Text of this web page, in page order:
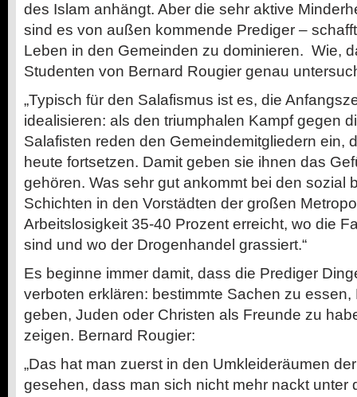
des Islam anhängt. Aber die sehr aktive
sind es von außen kommende Prediger –
Leben in den Gemeinden zu dominieren. Wie,
Studenten von Bernard Rougier genau
„Typisch für den Salafismus ist es, die
idealisieren: als den triumphalen Kampf gegen
Salafisten reden den Gemeindemitgliedern ein,
heute fortsetzen. Damit geben sie ihnen das
gehören. Was sehr gut ankommt bei den sozial
Schichten in den Vorstädten der großen
Arbeitslosigkeit 35-40 Prozent erreicht, wo die
sind und wo der Drogenhandel grassiert.“
Es beginne immer damit, dass die Prediger
verboten erklären: bestimmte Sachen zu
geben, Juden oder Christen als Freunde zu
zeigen. Bernard Rougier:
„Das hat man zuerst in den Umkleideräumen
gesehen, dass man sich nicht mehr nackt unter